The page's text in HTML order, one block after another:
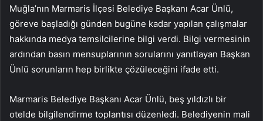
Muğla’nın Marmaris İlçesi Belediye Başkanı Acar Ünlü,
göreve başladığı günden bugüne kadar yapılan çalışmalar
hakkında medya temsilcilerine bilgi verdi. Bilgi vermesinin
ardından basın mensuplarının sorularını yanıtlayan Başkan
Ünlü sorunların hep birlikte çözüleceğini ifade etti.
Marmaris Belediye Başkanı Acar Ünlü, beş yıldızlı bir
otelde bilgilendirme toplantısı düzenledi. Belediyenin mali